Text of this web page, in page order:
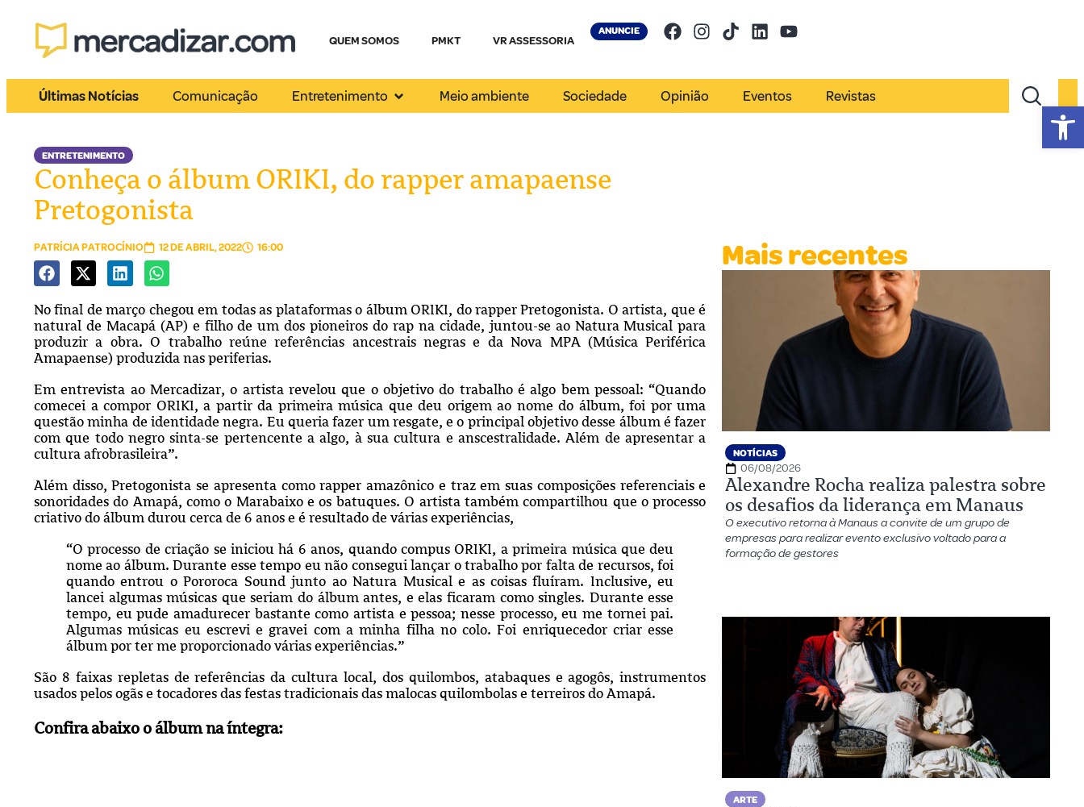
QUEM SOMOS PMKT VR ASSESSORIA
ANUNCIE
Últimas Notícias Comunicação Entretenimento Meio ambiente Sociedade Opinião Eventos Revistas
ENTRETENIMENTO
Conheça o álbum ORIKI, do rapper amapaense
Pretogonista
PATRÍCIA PATROCÍNIO 12 DE ABRIL, 2022 16:00
No final de março chegou em todas as plataformas o álbum ORIKI, do rapper Pretogonista. O artista, que é
natural de Macapá (AP) e filho de um dos pioneiros do rap na cidade, juntou-se ao Natura Musical para
produzir a obra. O trabalho reúne referências ancestrais negras e da Nova MPA (Música Periférica
Amapaense) produzida nas periferias.
Em entrevista ao Mercadizar, o artista revelou que o objetivo do trabalho é algo bem pessoal: “Quando
comecei a compor ORIKI, a partir da primeira música que deu origem ao nome do álbum, foi por uma
questão minha de identidade negra. Eu queria fazer um resgate, e o principal objetivo desse álbum é fazer
com que todo negro sinta-se pertencente a algo, à sua cultura e anscestralidade. Além de apresentar a
cultura afrobrasileira”.
Além disso, Pretogonista se apresenta como rapper amazônico e traz em suas composições referenciais e
sonoridades do Amapá, como o Marabaixo e os batuques. O artista também compartilhou que o processo
criativo do álbum durou cerca de 6 anos e é resultado de várias experiências,
“O processo de criação se iniciou há 6 anos, quando compus ORIKI, a primeira música que deu
nome ao álbum. Durante esse tempo eu não consegui lançar o trabalho por falta de recursos, foi
quando entrou o Pororoca Sound junto ao Natura Musical e as coisas fluíram. Inclusive, eu
lancei algumas músicas que seriam do álbum antes, e elas ficaram como singles. Durante esse
tempo, eu pude amadurecer bastante como artista e pessoa; nesse processo, eu me tornei pai.
Algumas músicas eu escrevi e gravei com a minha filha no colo. Foi enriquecedor criar esse
álbum por ter me proporcionado várias experiências.”
São 8 faixas repletas de referências da cultura local, dos quilombos, atabaques e agogôs, instrumentos
usados pelos ogãs e tocadores das festas tradicionais das malocas quilombolas e terreiros do Amapá.
Confira abaixo o álbum na íntegra:
Mais recentes
NOTÍCIAS
06/08/2026
Alexandre Rocha realiza palestra sobre
os desafios da liderança em Manaus
O executivo retorna à Manaus a convite de um grupo de
empresas para realizar evento exclusivo voltado para a
formação de gestores
ARTE